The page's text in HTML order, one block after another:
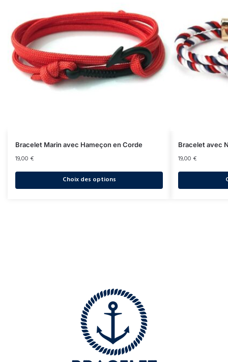
Bracelet Marin avec Hameçon en Corde
19,00 €
Choix des options
Bracelet avec
19,00 €